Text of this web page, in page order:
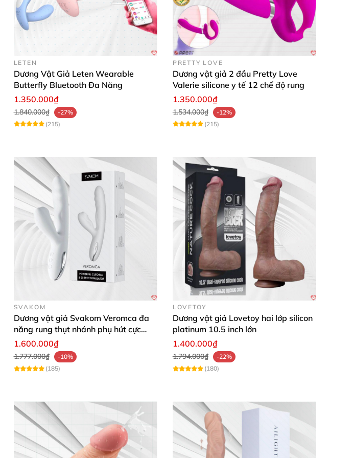
LETEN
Dương Vật Giả Leten Wearable
Butterfly Bluetooth Đa Năng
1.350.000₫
1.840.000₫
-27%
(215)
PRETTY LOVE
Dương vật giả 2 đầu Pretty Love
Valerie silicone y tế 12 chế độ rung
1.350.000₫
1.534.000₫
-12%
(215)
SVAKOM
Dương vật giả Svakom Veromca đa
năng rung thụt nhánh phụ hút cực
mạnh
1.600.000₫
1.777.000₫
-10%
(185)
LOVETOY
Dương vật giả Lovetoy hai lớp silicon
platinum 10.5 inch lớn
1.400.000₫
1.794.000₫
-22%
(180)